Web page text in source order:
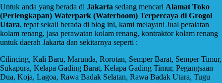
Untuk anda yang berada di Jakarta sedang mencari Alamat Toko
(Perlengkapan) Waterpark (Waterboom) Terpercaya di Grogol
Utara, tepat sekali berada di blog ini, kami melayani Jual peralatan
kolam renang, jasa perawatan kolam renang, kontraktor kolam renang
untuk daerah Jakarta dan sekitarnya seperti :
Cilincing, Kali Baru, Marunda, Rorotan, Semper Barat, Semper Timur,
Sukapura, Kelapa Gading Barat, Kelapa Gading Timur, Pegangsaan
Dua, Koja, Lagoa, Rawa Badak Selatan, Rawa Badak Utara, Tugu